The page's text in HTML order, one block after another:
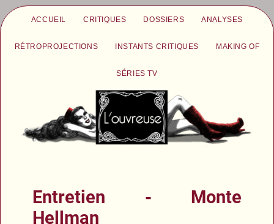
ACCUEIL CRITIQUES DOSSIERS ANALYSES
RÉTROPROJECTIONS INSTANTS CRITIQUES MAKING OF
SÉRIES TV
Entretien - Monte
Hellman